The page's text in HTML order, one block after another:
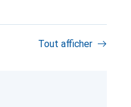
Tout afficher